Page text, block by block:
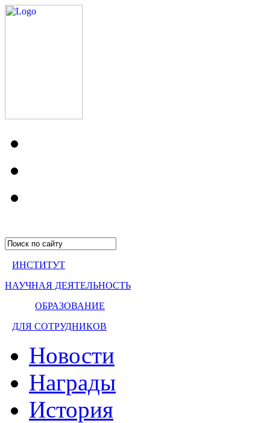
ИНСТИТУТ
НАУЧНАЯ ДЕЯТЕЛЬНОСТЬ
ОБРАЗОВАНИЕ
ДЛЯ СОТРУДНИКОВ
Новости
Награды
История